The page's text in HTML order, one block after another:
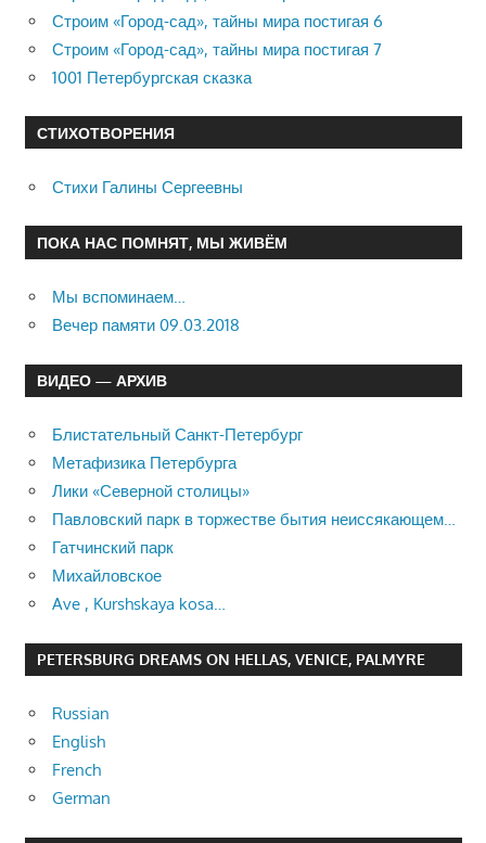
Строим «Город-сад», тайны мира постигая 6
Строим «Город-сад», тайны мира постигая 7
1001 Петербургская сказка
СТИХОТВОРЕНИЯ
Стихи Галины Сергеевны
ПОКА НАС ПОМНЯТ, МЫ ЖИВЁМ
Мы вспоминаем…
Вечер памяти 09.03.2018
ВИДЕО — АРХИВ
Блистательный Санкт-Петербург
Метафизика Петербурга
Лики «Северной столицы»
Павловский парк в торжестве бытия неиссякающем…
Гатчинский парк
Михайловское
Ave , Kurshskaya kosa…
PETERSBURG DREAMS ON HELLAS, VENICE, PALMYRE
Russian
English
French
German